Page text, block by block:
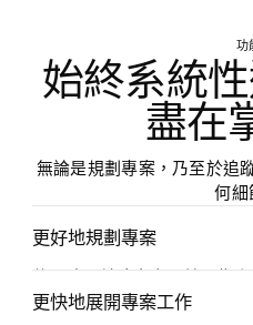
功
始終系統
盡在
無論是規劃專案，乃至於追
何細
更好地規劃專案
使用時間軸建立有開始日期
照時程進行，即使工作有變
更快地展開專案工作